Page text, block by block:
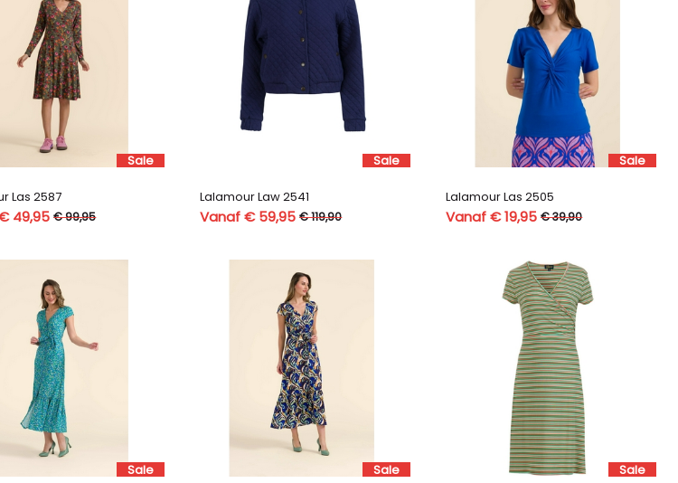
Sale
Las 2587
49,95 € 99,95
Sale
Lalamour Law 2541
Vanaf € 59,95 € 119,90
Sale
Lalamour Las 2505
Vanaf € 19,95 € 39,90
Sale Sale Sale